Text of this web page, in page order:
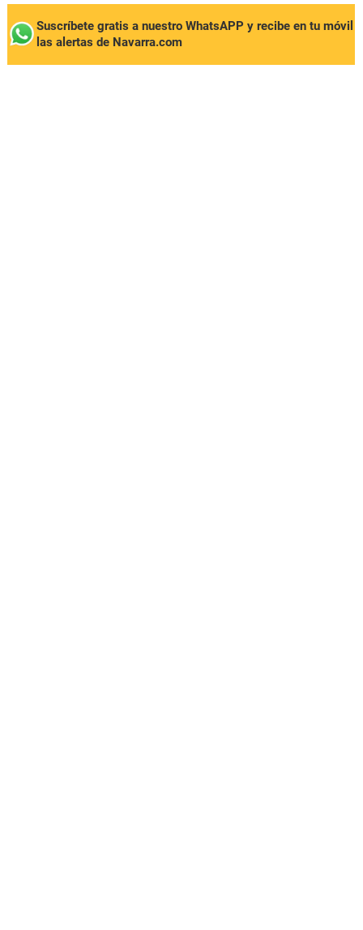
Suscríbete gratis a nuestro WhatsAPP y recibe en tu móvil
las alertas de Navarra.com